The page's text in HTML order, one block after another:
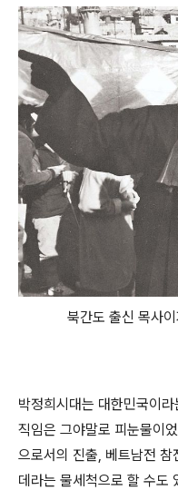
북간도 출신 목사
박정희시대는 대한민국이
직임은 그야말로 피눈물이
으로서의 진출, 베트남전 참
데라는 물세척으로 할 수도